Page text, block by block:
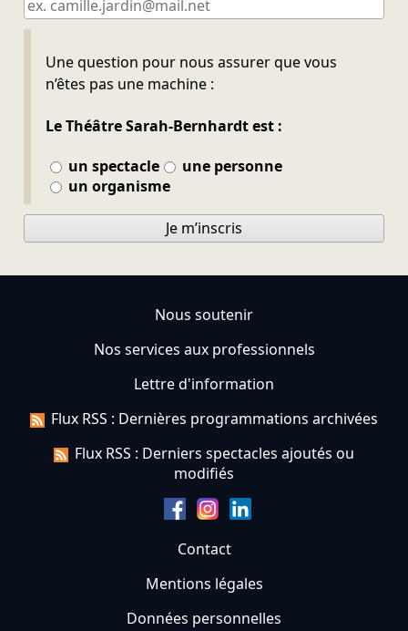
Une question pour nous assurer que vous
n’êtes pas une machine :
Le Théâtre Sarah-Bernhardt est :
un spectacle
une personne
un organisme
Ne pas remplir
Je m’inscris
Nous soutenir
Nos services aux professionnels
Lettre d'information
Flux RSS : Dernières programmations archivées
Flux RSS : Derniers spectacles ajoutés ou
modifiés
Contact
Mentions légales
Données personnelles